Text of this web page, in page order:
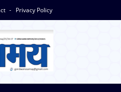
Privacy Policy